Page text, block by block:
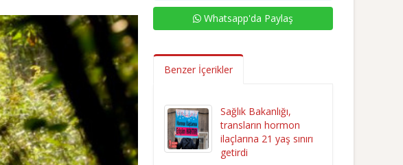
Whatsapp'da Paylaş
Benzer İçerikler
Sağlık Bakanlığı,
transların hormon
ilaçlarına 21 yaş sınırı
getirdi